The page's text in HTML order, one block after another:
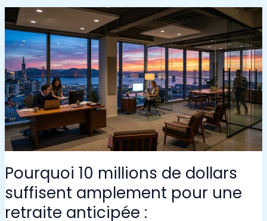
FIXE
NE
PEUT
PAS
SE
PERMETTRE
DE
FAIRE
TROP
D’ERREURS
Pourquoi 10 millions de dollars
suffisent amplement pour une
retraite anticipée :